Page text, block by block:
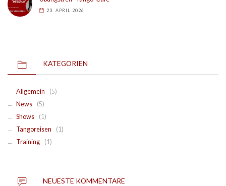
23. APRIL 2026
KATEGORIEN
Allgemein
(5)
News
(5)
Shows
(1)
Tangoreisen
(1)
Training
(1)
NEUESTE KOMMENTARE